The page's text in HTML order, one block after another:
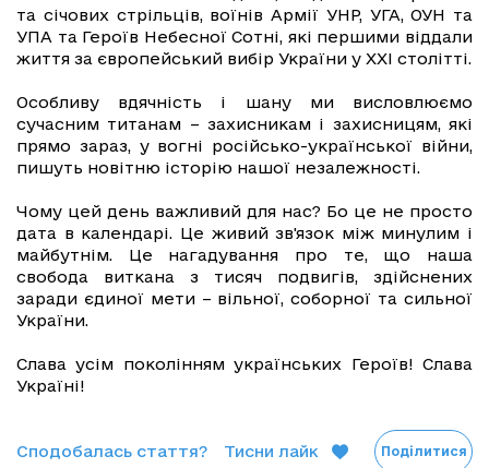
та січових стрільців, воїнів Армії УНР, УГА, ОУН та
УПА та Героїв Небесної Сотні, які першими віддали
життя за європейський вибір України у XXI столітті.
Особливу вдячність і шану ми висловлюємо
сучасним титанам – захисникам і захисницям, які
прямо зараз, у вогні російсько-української війни,
пишуть новітню історію нашої незалежності.
Чому цей день важливий для нас? Бо це не просто
дата в календарі. Це живий зв'язок між минулим і
майбутнім. Це нагадування про те, що наша
свобода виткана з тисяч подвигів, здійснених
заради єдиної мети – вільної, соборної та сильної
України.
Слава усім поколінням українських Героїв! Слава
Україні!
Сподобалась стаття? Тисни лайк Поділитися